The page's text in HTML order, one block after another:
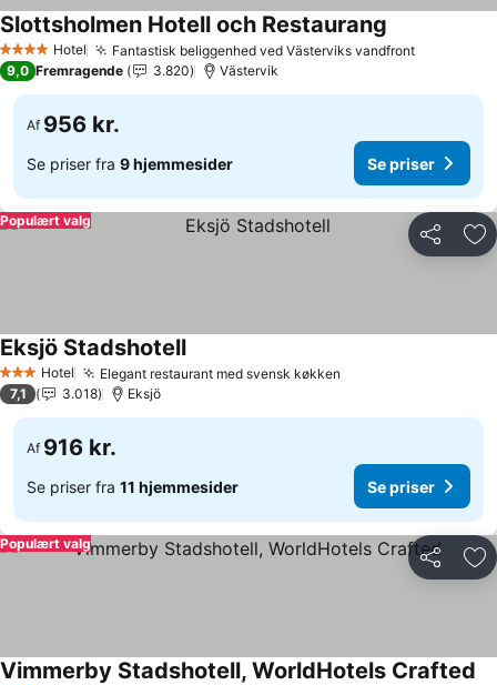
4 StjernerHotel Fantastisk beliggenhed ved Västerviks vandfront
Slottsholmen Hotell och Restaurang
9,0 Fremragende 3.820 Västervik
Af 956 kr.
Se priser fra 9 hjemmesider Se priser
Del
Populært valg
3 StjernerHotel Elegant restaurant med svensk køkken
Eksjö Stadshotell
7,1 3.018 Eksjö
Af 916 kr.
Se priser fra 11 hjemmesider Se priser
Del
Populært valg
Vimmerby Stadshotell, WorldHotels Crafted